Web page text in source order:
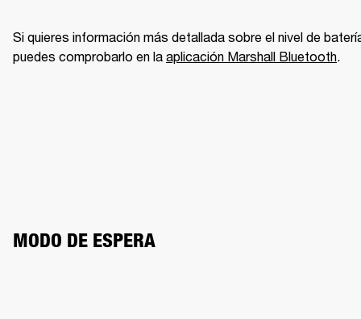
Si quieres información más detallada sobre el nivel de
puedes comprobarlo en la aplicación Marshall Bluetooth.
MODO DE ESPERA